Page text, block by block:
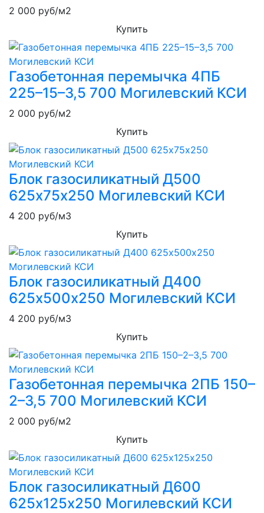
2 000 руб/м2
Купить
Газобетонная перемычка 4ПБ
225–15–3,5 700 Могилевский КСИ
2 000 руб/м2
Купить
Блок газосиликатный Д500
625х75х250 Могилевский КСИ
4 200 руб/м3
Купить
Блок газосиликатный Д400
625х500х250 Могилевский КСИ
4 200 руб/м3
Купить
Газобетонная перемычка 2ПБ 150–
2–3,5 700 Могилевский КСИ
2 000 руб/м2
Купить
Блок газосиликатный Д600
625х125х250 Могилевский КСИ